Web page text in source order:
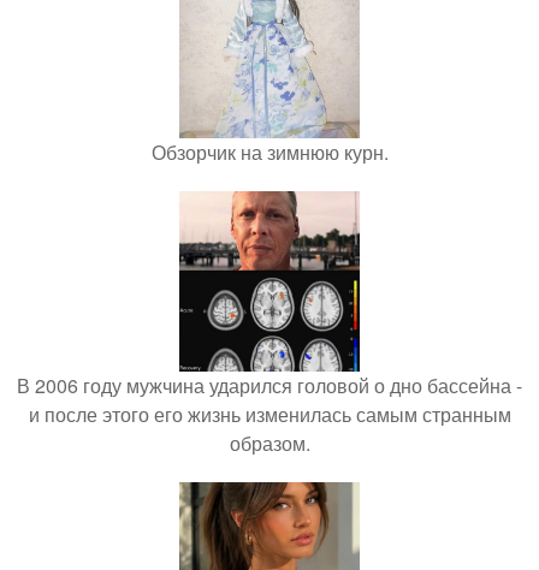
Обзорчик на зимнюю курн.
В 2006 году мужчина ударился головой о дно бассейна -
и после этого его жизнь изменилась самым странным
образом.